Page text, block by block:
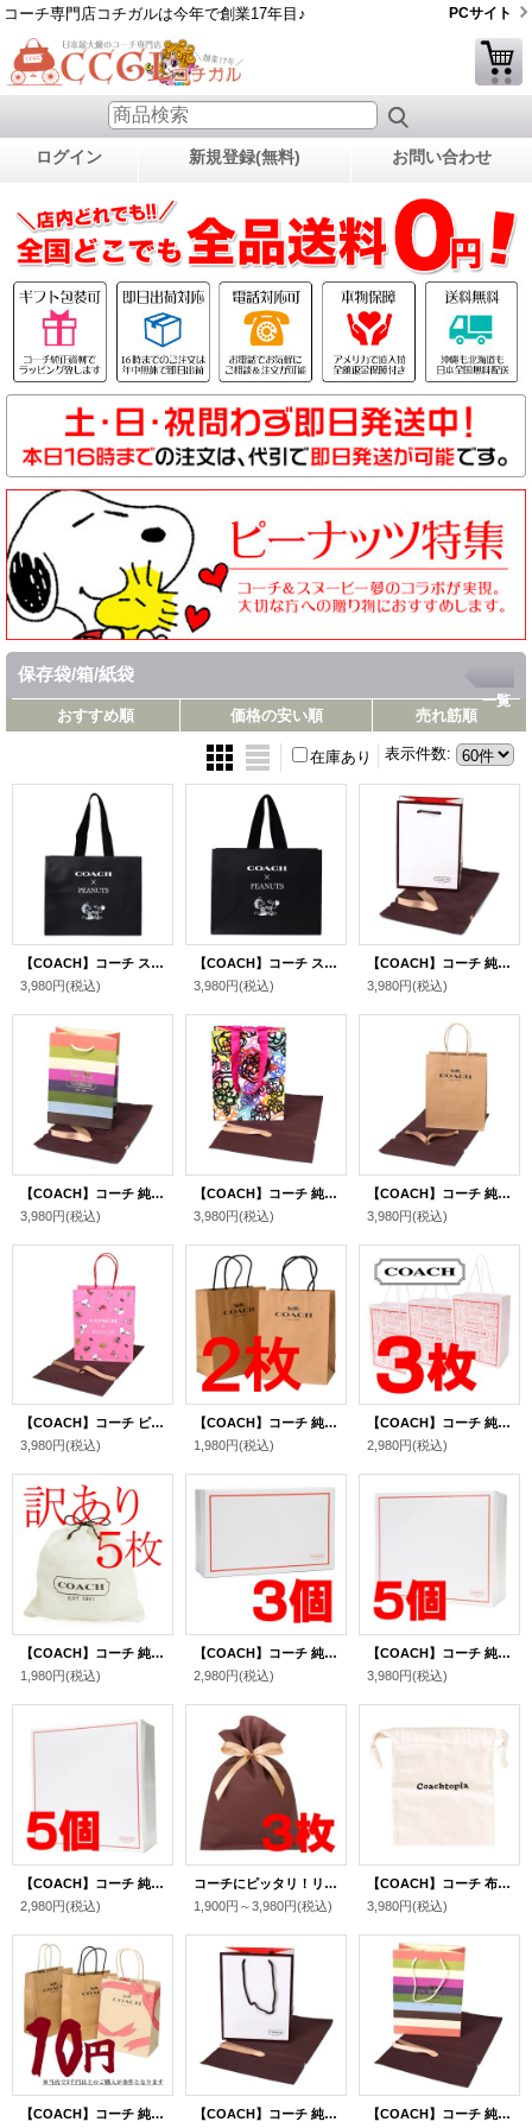
コーチ専門店コチガルは今年で創業17年目♪ PCサイト
ログイン 新規登録(無料) お問い合わせ
保存袋/箱/紙袋
一覧
おすすめ順 価格の安い順 売れ筋順
表示件数:
在庫あり
【COACH】コーチ スヌーピー ショップバッグ ピーナッツ コラボ ラージ 純正紙袋 ブラックマルチ（送料無料）
3,980円(税込)
【COACH】コーチ スヌーピー ショップバッグ ピーナッツ コラボ 純正紙袋 ブラックマルチ（送料無料）
3,980円(税込)
【COACH】コーチ 純正紙袋 ミニ ブティック リボン付き 巾着布袋 セット プレゼントキット ギフトキット ギフトセット ラッピングセット マルチ（送料無料）
3,980円(税込)
【COACH】コーチ 純正紙袋 ボーダー ミニ リボン付き 巾着布袋 セット プレゼントキット ギフトキット ギフトセット ラッピングセット マルチ（送料無料）
3,980円(税込)
【COACH】コーチ 純正紙袋 ポピー リボン付き 巾着布袋 セット プレゼントキット ギフトキット ギフトセット ラッピングセット マルチ（送料無料）
3,980円(税込)
【COACH】コーチ 純正紙袋 リボン付き 巾着布袋 セット プレゼントキット ギフトキット ギフトセット ラッピングセット ブラウン（送料無料）
3,980円(税込)
【COACH】コーチ ピーナッツ コラボ スヌーピー プリント ショップバッグ 純正紙袋 布袋 リボン付き ギフトキット プレゼント セット ピンクマルチ（送料無料）
3,980円(税込)
【COACH】コーチ 純正紙袋Sサイズ ブラウン〔2枚セット〕（送料無料）
1,980円(税込)
【COACH】コーチ 純正訳あり紙袋Sサイズ 〔3枚セット〕（送料無料）
2,980円(税込)
【COACH】コーチ 純正保存袋 SSサイズ 〔5枚セット〕【訳あり】（送料無料）
1,980円(税込)
【COACH】コーチ 純正ボックスS 〔3個セット〕（送料無料）
2,980円(税込)
【COACH】コーチ 純正ボックスM 〔5個セット〕（送料無料）
3,980円(税込)
【COACH】コーチ 純正ボックスL ホワイト〔5個セット〕（送料無料）
2,980円(税込)
コーチにピッタリ！リボン付き特製高級布袋 ブラウン 〔3枚セット〕（送料無料）
1,900円～3,980円(税込)
【COACH】コーチ 布袋 コーチトピア Coachtopia 純正保存袋 巾着 コットン100％ 単品 1枚（送料無料）
3,980円(税込)
【COACH】コーチ 純正紙袋 ショップバッグ プレゼントキット 1枚【単品注文不可】（送料無料）
【COACH】コーチ 純正紙袋 ブティック リボン付き 巾着布袋 セット プレゼントキット ギフトキット ギフトセット ラッピングセット マルチ（送料無料）
【COACH】コーチ 純正紙袋 ボーダー リボン付き 巾着布袋 セット プレゼントキット ギフトキット ギフトセット ラッピングセット マルチ（送料無料）